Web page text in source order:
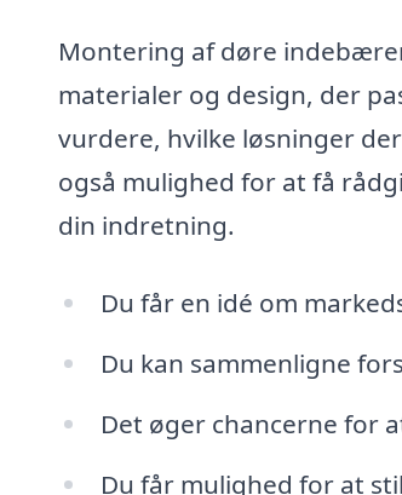
Montering af døre
materialer og design, der
vurdere, hvilke løsninger
også mulighed for at få
din indretning.
Du får en idé om
Du kan sammenligne
Det øger chancerne for
Du får mulighed for at